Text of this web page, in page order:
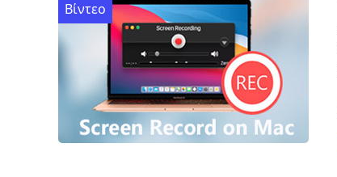
Βίντεο